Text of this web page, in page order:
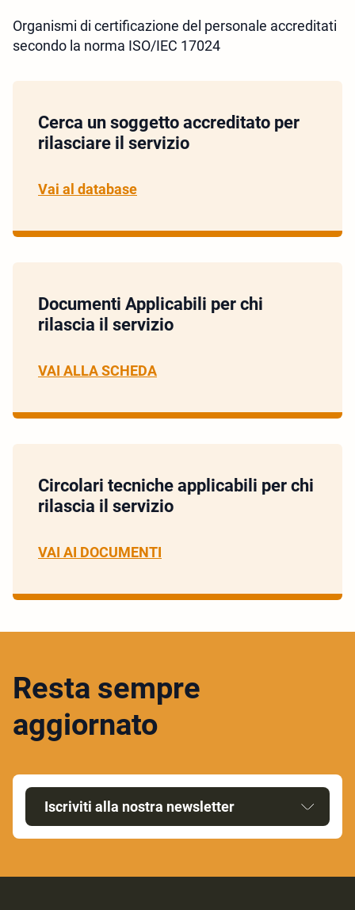
Organismi di certificazione del personale accreditati
secondo la norma ISO/IEC 17024
Cerca un soggetto accreditato per
rilasciare il servizio
Vai al database
Documenti Applicabili per chi
rilascia il servizio
VAI ALLA SCHEDA
Circolari tecniche applicabili per chi
rilascia il servizio
VAI AI DOCUMENTI
Resta sempre
aggiornato
Iscriviti alla nostra newsletter